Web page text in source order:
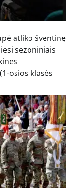
atliko šventinę
sezoniniais
(1-osios klasės